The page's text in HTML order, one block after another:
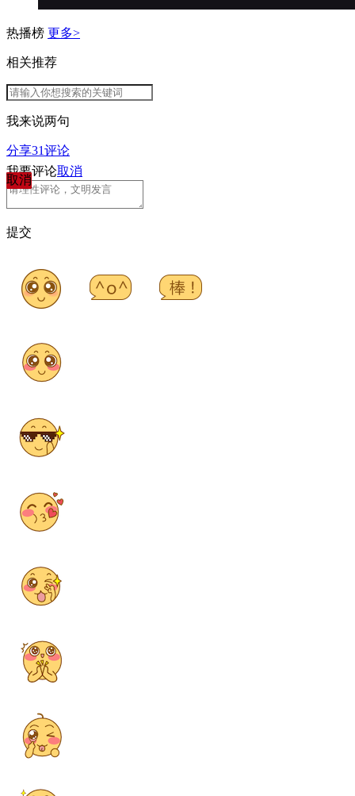
热播榜 更多>
相关推荐
我来说两句
分享31评论
取消
我要评论取消
提交